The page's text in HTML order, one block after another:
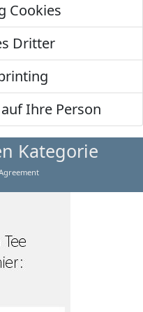
Cookies
Dritter
Ihre Person
Kategorie